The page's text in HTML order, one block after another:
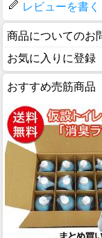
レビューを書く
商品についてのお
お気に入りに登録
おすすめ売筋商品